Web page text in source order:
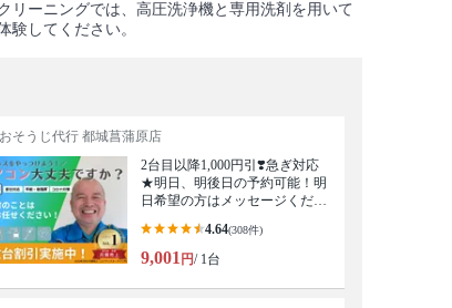
リーニングでは、高圧洗浄機と専用洗剤を用いて
験してください。
そうじ代行 都城菖蒲原店
2台目以降1,000円引❣️急ぎ対応
★明日、明後日の予約可能！明
日希望の方はメッセージくださ
4.64(308件)
9,001 円/ 1台